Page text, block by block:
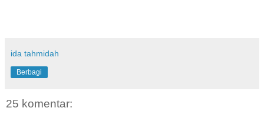
ida tahmidah
Berbagi
25 komentar: